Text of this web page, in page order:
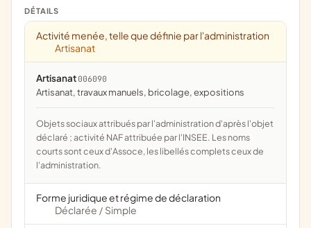
DÉTAILS
Activité menée, telle que définie par l'administration
Artisanat
Artisanat 006090
artisanat, travaux manuels, bricolage, expositions
Objets sociaux attribués par l'administration d'après l'objet
déclaré ; activité NAF attribuée par l'INSEE. Les noms
courts sont ceux d'Assoce, les libellés complets ceux de
l'administration.
Forme juridique et régime de déclaration
Déclarée / Simple